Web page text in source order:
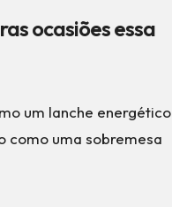
ocasiões essa
um lanche energético
como uma sobremesa